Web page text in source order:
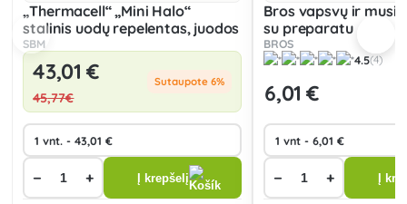
„Thermacell“ „Mini Halo“
stalinis uodų repelentas, juodos
spalvos
SBM
43,01 €
45,77€
Sutaupote 6%
− + Į krepšelį
Bros vapsvų ir
su preparatu
BROS
4.5(4)
6,01 €
− + Į